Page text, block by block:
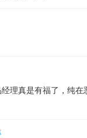
经理真是有福了，纯在